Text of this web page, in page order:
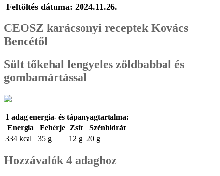
Feltöltés dátuma: 2024.11.26.
CEOSZ karácsonyi receptek Kovács
Bencétől
Sült tőkehal lengyeles zöldbabbal és
gombamártással
1 adag energia- és tápanyagtartalma:
Energia
Fehérje Zsír
Szénhidrát
334 kcal
35 g 12 g 20 g
Hozzávalók 4 adaghoz